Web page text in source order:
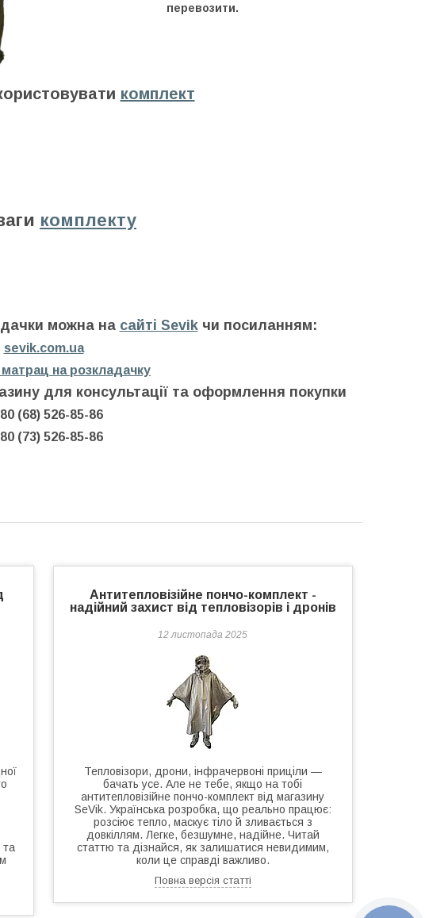
перевозити.
комплект
комплекту
можна на сайті Sevikчи посиланням:
sevik.com.ua
на розкладачку
для консультації та оформлення покупки
(68) 526-85-86
(73) 526-85-86
та
Антитепловізійне пончо-комплект -
надійний захист від тепловізорів і дронів
12 листопада 2025
Тепловізори, дрони, інфрачервоні приціли —
бачать усе. Але не тебе, якщо на тобі
антитепловізійне пончо-комплект від магазину
SeVik. Українська розробка, що реально працює:
розсіює тепло, маскує тіло й зливається з
довкіллям. Легке, безшумне, надійне. Читай
статтю та дізнайся, як залишатися невидимим,
коли це справді важливо.
Повна версія статті